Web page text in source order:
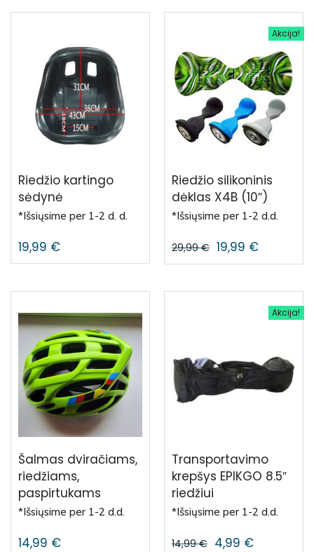
Riedžio kartingo
sėdynė
*Išsiųsime per 1-2 d. d.
19,99 €
Akcija!
Riedžio silikoninis
dėklas X4B (10″)
*Išsiųsime per 1-2 d.d.
29,99€ 19,99 €
Šalmas dviračiams,
riedžiams,
paspirtukams
*Išsiųsime per 1-2 d.d.
14,99 €
Akcija!
Transportavimo
krepšys EPIKGO 8.5″
riedžiui
*Išsiųsime per 1-2 d.d.
14,99€ 4,99 €